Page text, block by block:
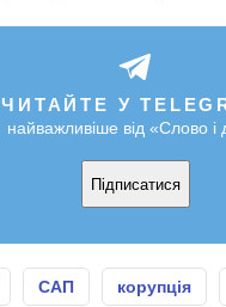
ЧИТАЙТЕ У
найважливіше від «Слово і
Підписатися
САП корупція